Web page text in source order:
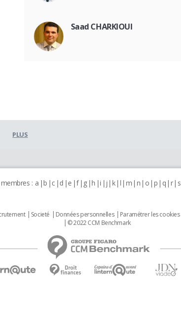
Saad CHARKIOUI
PLUS
: a b c d e f g h i j k l m n o p q r s
Societé Données personnelles Paramétrer les cookies
© 2022 CCM Benchmark